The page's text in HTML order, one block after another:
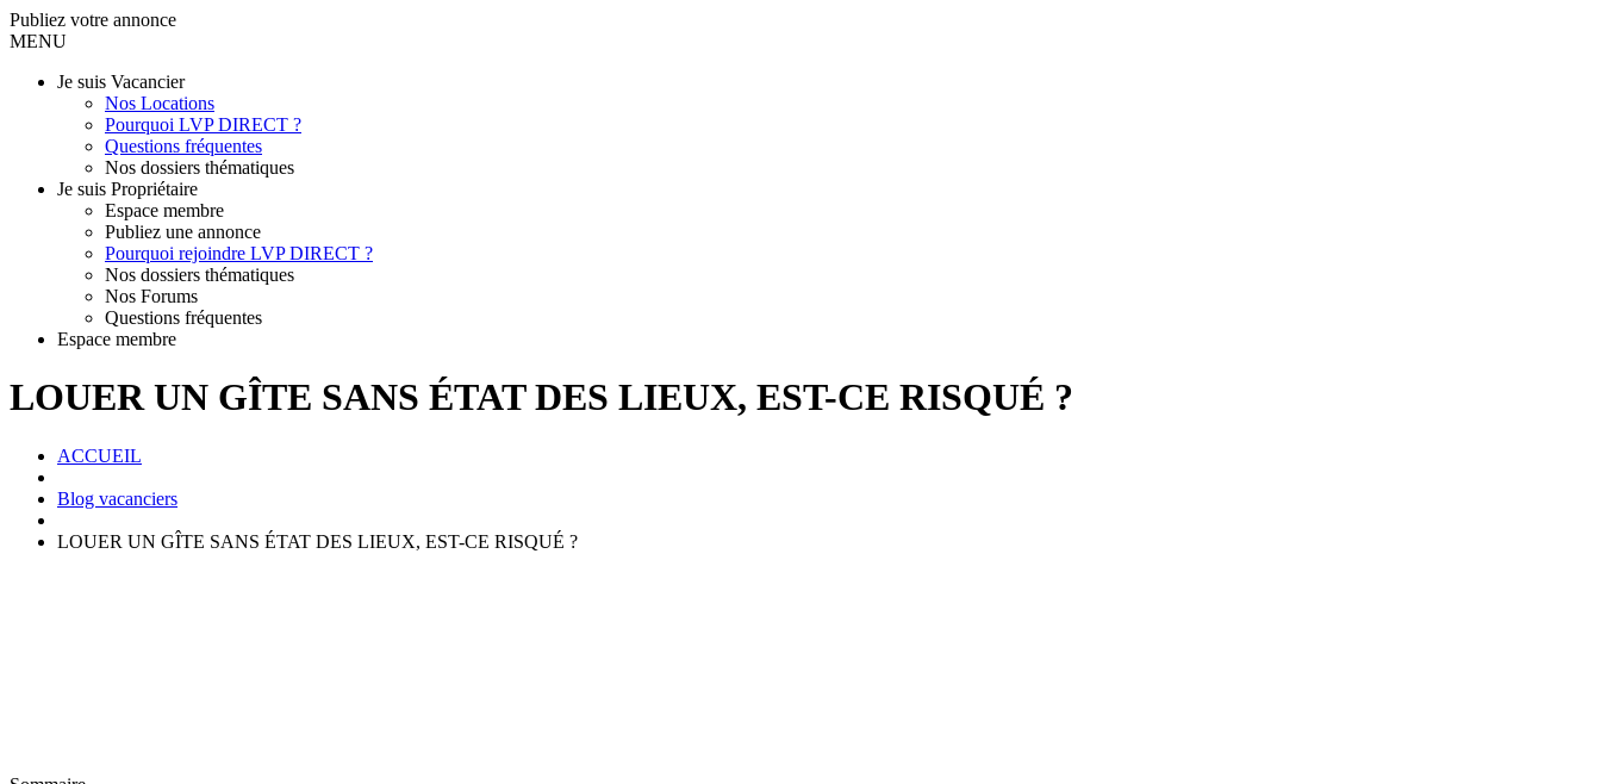
Publiez votre annonce
MENU
Je suis Vacancier
Nos Locations
Pourquoi LVP DIRECT ?
Questions fréquentes
Nos dossiers thématiques
Je suis Propriétaire
Espace membre
Publiez une annonce
Pourquoi rejoindre LVP DIRECT ?
Nos dossiers thématiques
Nos Forums
Questions fréquentes
Espace membre
LOUER UN GÎTE SANS ÉTAT DES LIEUX, EST-CE RISQUÉ ?
ACCUEIL
Blog vacanciers
LOUER UN GÎTE SANS ÉTAT DES LIEUX, EST-CE RISQUÉ ?